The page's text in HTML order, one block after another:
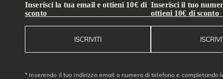
Inserisci la tua email e ottieni 10€ di
sconto
ISCRIVITI
Inserisci il tuo
ottieni 10€ di sconto
* Inserendo il tuo indirizzo email o numero di telefono e completando